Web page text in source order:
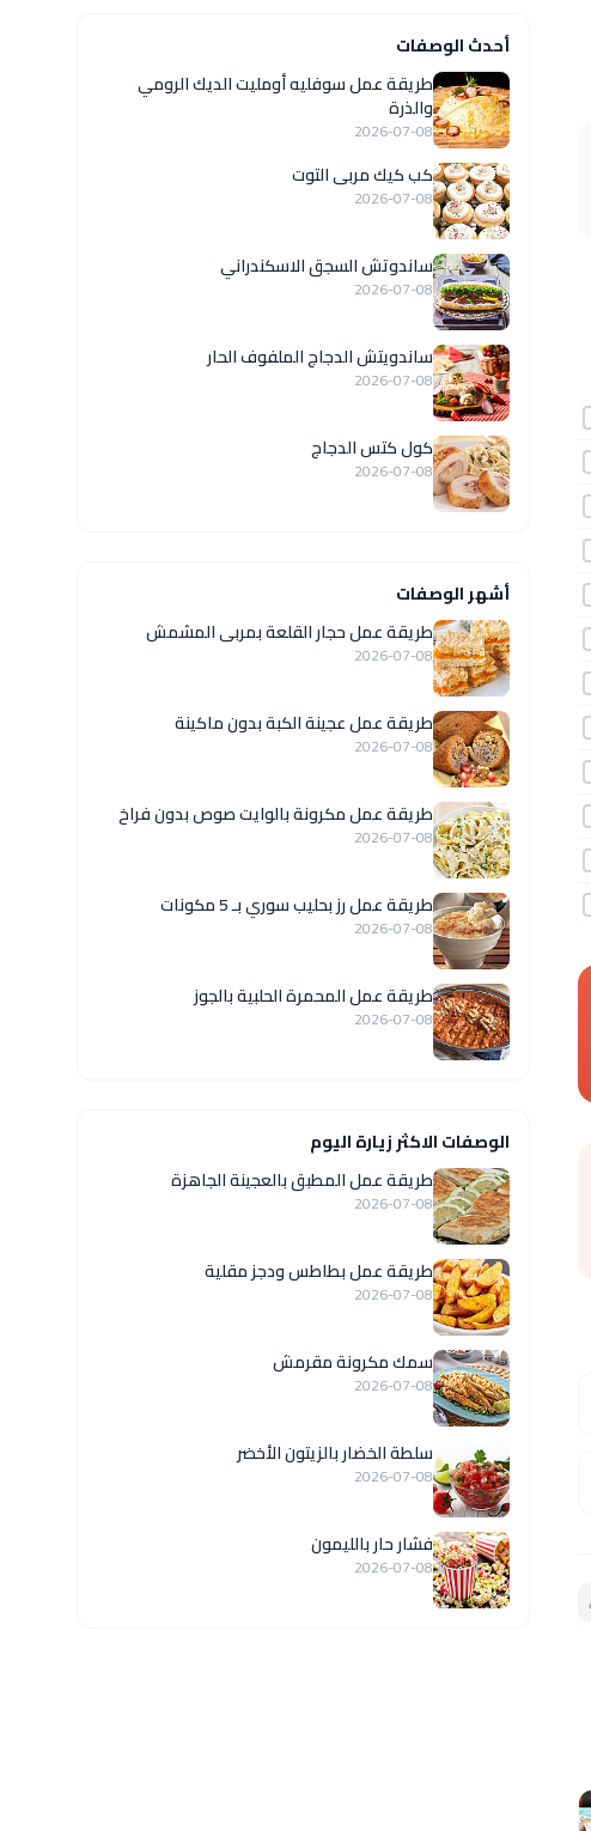
أحدث الوصفات
طريقة عمل سوفليه أومليت الديك الرومي
والذرة
2026-07-08
كب كيك مربى التوت
2026-07-08
ساندوتش السجق الاسكندراني
2026-07-08
ساندويتش الدجاج الملفوف الحار
2026-07-08
كول كتس الدجاج
2026-07-08
أشهر الوصفات
طريقة عمل حجار القلعة بمربى المشمش
2026-07-08
طريقة عمل عجينة الكبة بدون ماكينة
2026-07-08
طريقة عمل مكرونة بالوايت صوص بدون فراخ
2026-07-08
طريقة عمل رز بحليب سوري بـ 5 مكونات
2026-07-08
طريقة عمل المحمرة الحلبية بالجوز
2026-07-08
الوصفات الاكثر زيارة اليوم
طريقة عمل المطبق بالعجينة الجاهزة
2026-07-08
طريقة عمل بطاطس ودجز مقلية
2026-07-08
سمك مكرونة مقرمش
2026-07-08
سلطة الخضار بالزيتون الأخضر
2026-07-08
فشار حار بالليمون
2026-07-08